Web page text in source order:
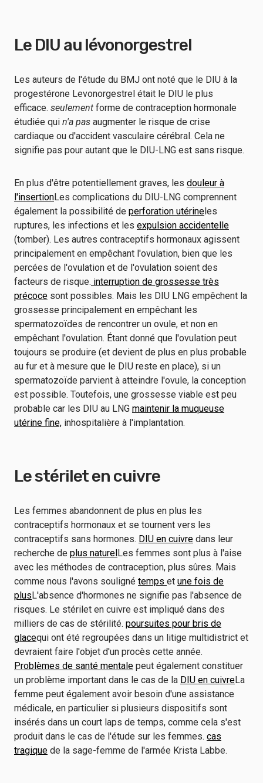
Le DIU au lévonorgestrel
Les auteurs de l'étude du BMJ ont noté que le DIU à la
progestérone Levonorgestrel était le DIU le plus
efficace. seulement forme de contraception hormonale
étudiée qui n'a pas augmenter le risque de crise
cardiaque ou d'accident vasculaire cérébral. Cela ne
signifie pas pour autant que le DIU-LNG est sans risque.
En plus d'être potentiellement graves, les douleur à
l'insertionLes complications du DIU-LNG comprennent
également la possibilité de perforation utérineles
ruptures, les infections et les expulsion accidentelle
(tomber). Les autres contraceptifs hormonaux agissent
principalement en empêchant l'ovulation, bien que les
percées de l'ovulation et de l'ovulation soient des
facteurs de risque. interruption de grossesse très
précoce sont possibles. Mais les DIU LNG empêchent la
grossesse principalement en empêchant les
spermatozoïdes de rencontrer un ovule, et non en
empêchant l'ovulation. Étant donné que l'ovulation peut
toujours se produire (et devient de plus en plus probable
au fur et à mesure que le DIU reste en place), si un
spermatozoïde parvient à atteindre l'ovule, la conception
est possible. Toutefois, une grossesse viable est peu
probable car les DIU au LNG maintenir la muqueuse
utérine fine, inhospitalière à l'implantation.
Le stérilet en cuivre
Les femmes abandonnent de plus en plus les
contraceptifs hormonaux et se tournent vers les
contraceptifs sans hormones. DIU en cuivre dans leur
recherche de plus naturelLes femmes sont plus à l'aise
avec les méthodes de contraception, plus sûres. Mais
comme nous l'avons souligné temps et une fois de
plusL'absence d'hormones ne signifie pas l'absence de
risques. Le stérilet en cuivre est impliqué dans des
milliers de cas de stérilité. poursuites pour bris de
glacequi ont été regroupées dans un litige multidistrict et
devraient faire l'objet d'un procès cette année.
Problèmes de santé mentale peut également constituer
un problème important dans le cas de la DIU en cuivreLa
femme peut également avoir besoin d'une assistance
médicale, en particulier si plusieurs dispositifs sont
insérés dans un court laps de temps, comme cela s'est
produit dans le cas de l'étude sur les femmes. cas
tragique de la sage-femme de l'armée Krista Labbe.